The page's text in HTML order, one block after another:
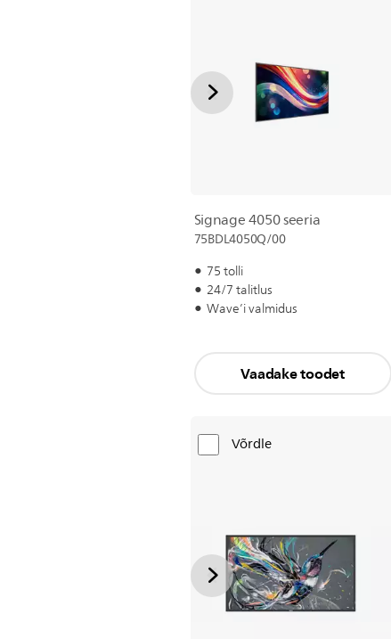
Signage 4050 seeria
75BDL4050Q/00
75 tolli
24/7 talitlus
Wave’i valmidus
Vaadake toodet
Võrdle